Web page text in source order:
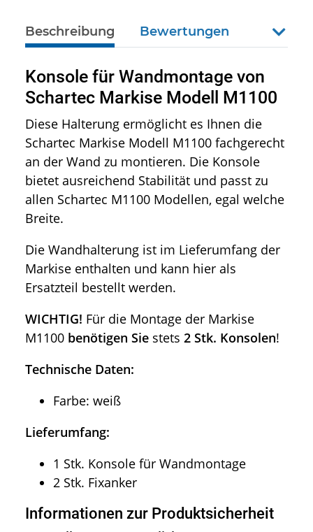
Beschreibung Bewertungen
Konsole für Wandmontage von
Schartec Markise Modell M1100
Diese Halterung ermöglicht es Ihnen die
Schartec Markise Modell M1100 fachgerecht
an der Wand zu montieren. Die Konsole
bietet ausreichend Stabilität und passt zu
allen Schartec M1100 Modellen, egal welche
Breite.
Die Wandhalterung ist im Lieferumfang der
Markise enthalten und kann hier als
Ersatzteil bestellt werden.
WICHTIG! Für die Montage der Markise
M1100 benötigen Sie stets 2 Stk. Konsolen!
Technische Daten:
Farbe: weiß
Lieferumfang:
1 Stk. Konsole für Wandmontage
2 Stk. Fixanker
Informationen zur Produktsicherheit